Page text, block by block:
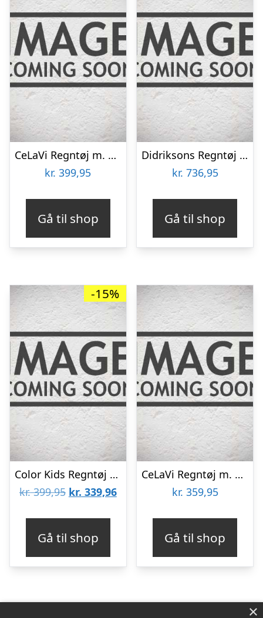
CeLaVi Regntøj m. Seler – PU – Rattan
kr. 399,95
Gå til shop
Didriksons Regntøj m. For – PU – Boardman – Oat Yellow
kr. 736,95
Gå til shop
-15%
Color Kids Regntøj m. Seler – PU – Vetiver
kr.399,95 Den
kr. 399,95.
kr. 339,96Den
kr. 339,96.
Gå til shop
CeLaVi Regntøj m. Seler – PU – Elm Green
kr. 359,95
Gå til shop
×